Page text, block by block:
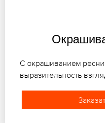
С окрашиванием
выразительность